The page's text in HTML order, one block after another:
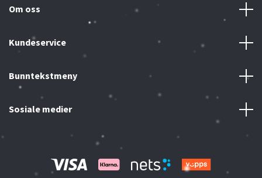
Om oss
Kundeservice
Bunntekstmeny
Sosiale medier